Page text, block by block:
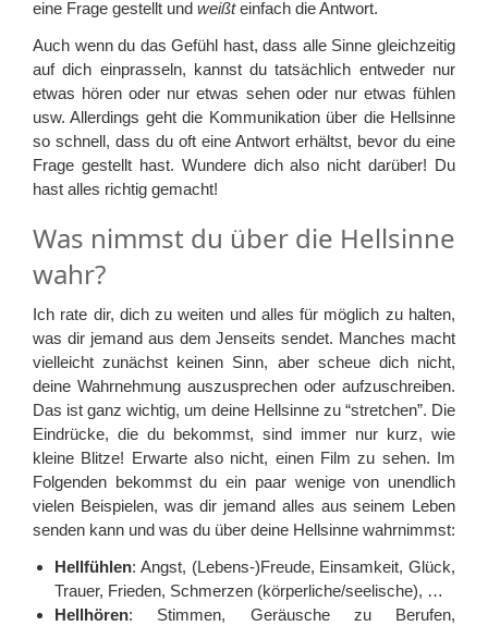
eine Frage gestellt und weißteinfach die Antwort.
Auch wenn du das Gefühl hast, dass alle Sinne gleichzeitig
auf dich einprasseln, kannst du tatsächlich entweder nur
etwas hören oder nur etwas sehen oder nur etwas fühlen
usw. Allerdings geht die Kommunikation über die Hellsinne
so schnell, dass du oft eine Antwort erhältst, bevor du eine
Frage gestellt hast. Wundere dich also nicht darüber! Du
hast alles richtig gemacht!
Was nimmst du über die Hellsinne
wahr?
Ich rate dir, dich zu weiten und alles für möglich zu halten,
was dir jemand aus dem Jenseits sendet. Manches macht
vielleicht zunächst keinen Sinn, aber scheue dich nicht,
deine Wahrnehmung auszusprechen oder aufzuschreiben.
Das ist ganz wichtig, um deine Hellsinne zu “stretchen”. Die
Eindrücke, die du bekommst, sind immer nur kurz, wie
kleine Blitze! Erwarte also nicht, einen Film zu sehen. Im
Folgenden bekommst du ein paar wenige von unendlich
vielen Beispielen, was dir jemand alles aus seinem Leben
senden kann und was du über deine Hellsinne wahrnimmst:
Hellfühlen: Angst, (Lebens-)Freude, Einsamkeit, Glück,
Trauer, Frieden, Schmerzen (körperliche/seelische), …
Hellhören: Stimmen, Geräusche zu Berufen,